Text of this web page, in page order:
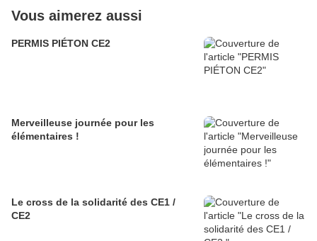
Vous aimerez aussi
PERMIS PIÉTON CE2
Merveilleuse journée pour les
élémentaires !
Le cross de la solidarité des CE1 /
CE2